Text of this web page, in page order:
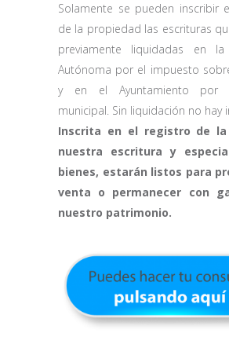
Solamente se pueden inscribir
de la propiedad las escrituras
previamente liquidadas en la
Autónoma por el impuesto
y en el Ayuntamiento por
municipal. Sin liquidación no hay
Inscrita en el registro de la
nuestra escritura y
bienes, estarán listos para
venta o permanecer con
nuestro patrimonio.